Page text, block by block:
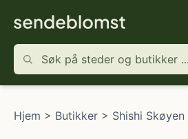
Hjem > Butikker > Shishi Skøyen